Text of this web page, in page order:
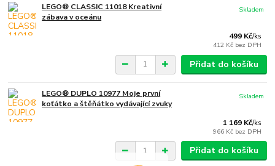
LEGO® CLASSIC 11018 Kreativní
zábava v oceánu
499 Kč/ks
412 Kč bez DPH
Skladem
Přidat do košíku
LEGO® DUPLO 10977 Moje první
koťátko a štěňátko vydávající zvuky
1 169 Kč/ks
966 Kč bez DPH
Skladem
Přidat do košíku